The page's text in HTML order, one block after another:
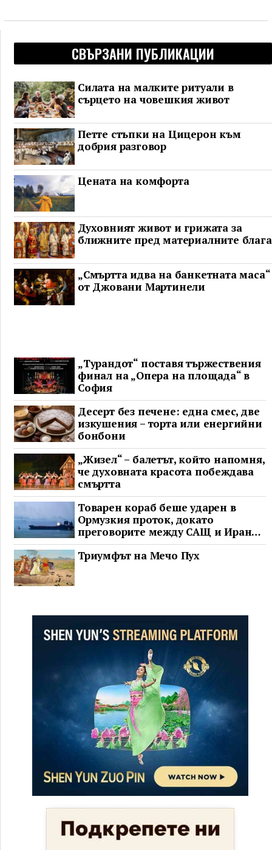
СВЪРЗАНИ ПУБЛИКАЦИИ
Силата на малките ритуали в
сърцето на човешкия живот
Петте стъпки на Цицерон към
добрия разговор
Цената на комфорта
Духовният живот и грижата за
ближните пред материалните блага
„Смъртта идва на банкетната маса“
от Джовани Мартинели
„Турандот“ поставя тържествения
финал на „Опера на площада“ в
София
Десерт без печене: една смес, две
изкушения – торта или енергийни
бонбони
„Жизел“ – балетът, който напомня,
че духовната красота побеждава
смъртта
Товарен кораб беше ударен в
Ормузкия проток, докато
преговорите между САЩ и Иран
останаха в безизходица
Триумфът на Мечо Пух